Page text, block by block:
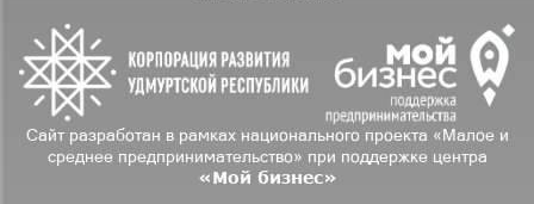
Сайт разработан в рамках национального проекта «Малое и
среднее предпринимательство» при поддержке центра
«Мой бизнес»